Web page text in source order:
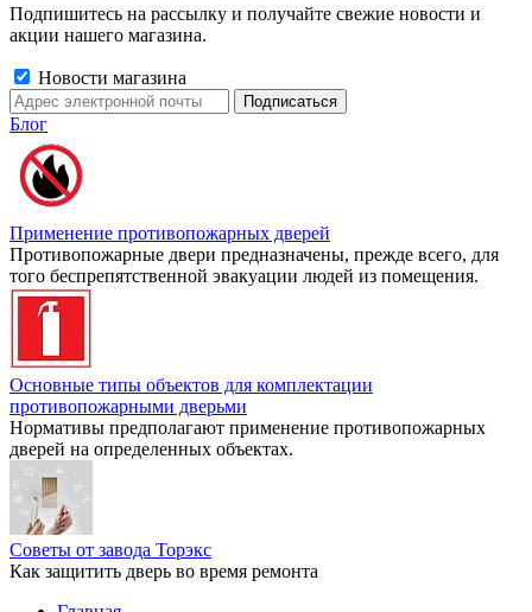
Подпишитесь на рассылку и получайте свежие новости и
акции нашего магазина.
Новости магазина
Блог
Применение противопожарных дверей
Противопожарные двери предназначены, прежде всего, для
того беспрепятственной эвакуации людей из помещения.
Основные типы объектов для комплектации
противопожарными дверьми
Нормативы предполагают применение противопожарных
дверей на определенных объектах.
Советы от завода Торэкс
Как защитить дверь во время ремонта